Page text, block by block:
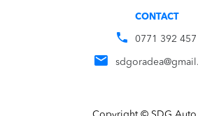
CONTACT
0771 392 457